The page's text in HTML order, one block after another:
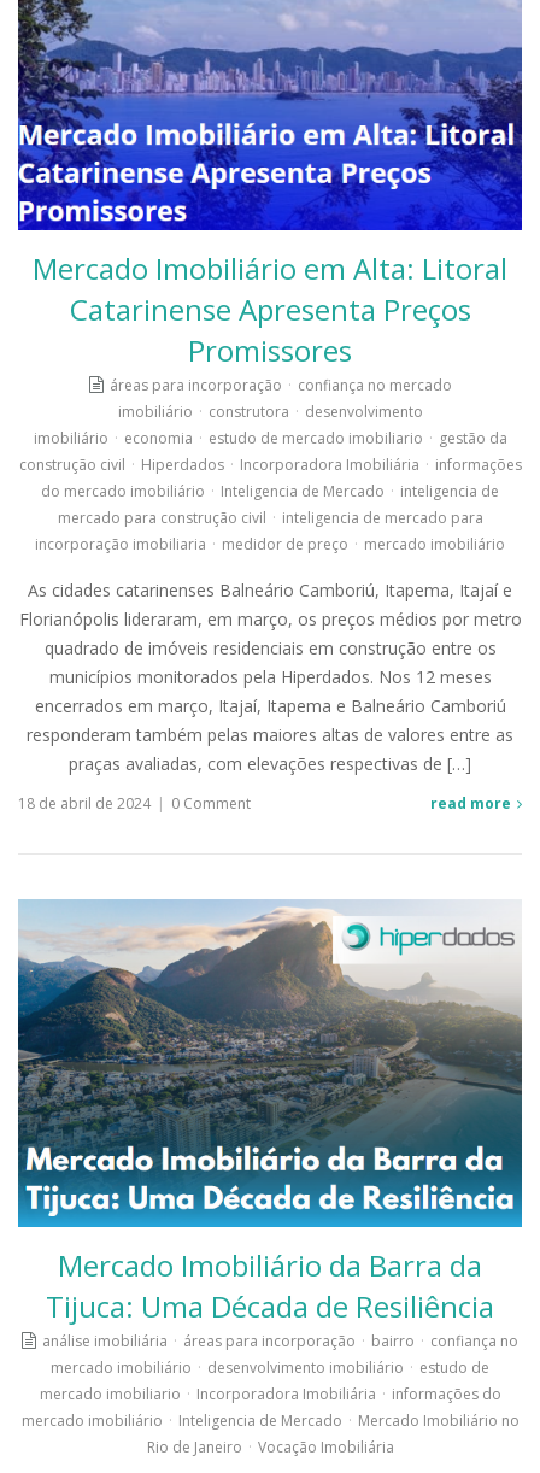
Mercado Imobiliário em Alta: Litoral
Catarinense Apresenta Preços
Promissores
áreas para incorporação · confiança no mercado
imobiliário · construtora · desenvolvimento
imobiliário · economia · estudo de mercado imobiliario · gestão da
construção civil · Hiperdados · Incorporadora Imobiliária · informações
do mercado imobiliário · Inteligencia de Mercado · inteligencia de
mercado para construção civil · inteligencia de mercado para
incorporação imobiliaria · medidor de preço · mercado imobiliário
As cidades catarinenses Balneário Camboriú, Itapema, Itajaí e
Florianópolis lideraram, em março, os preços médios por metro
quadrado de imóveis residenciais em construção entre os
municípios monitorados pela Hiperdados. Nos 12 meses
encerrados em março, Itajaí, Itapema e Balneário Camboriú
responderam também pelas maiores altas de valores entre as
praças avaliadas, com elevações respectivas de […]
18 de abril de 2024 | 0 Comment read more
Mercado Imobiliário da Barra da
Tijuca: Uma Década de Resiliência
análise imobiliária · áreas para incorporação · bairro · confiança no
mercado imobiliário · desenvolvimento imobiliário · estudo de
mercado imobiliario · Incorporadora Imobiliária · informações do
mercado imobiliário · Inteligencia de Mercado · Mercado Imobiliário no
Rio de Janeiro · Vocação Imobiliária